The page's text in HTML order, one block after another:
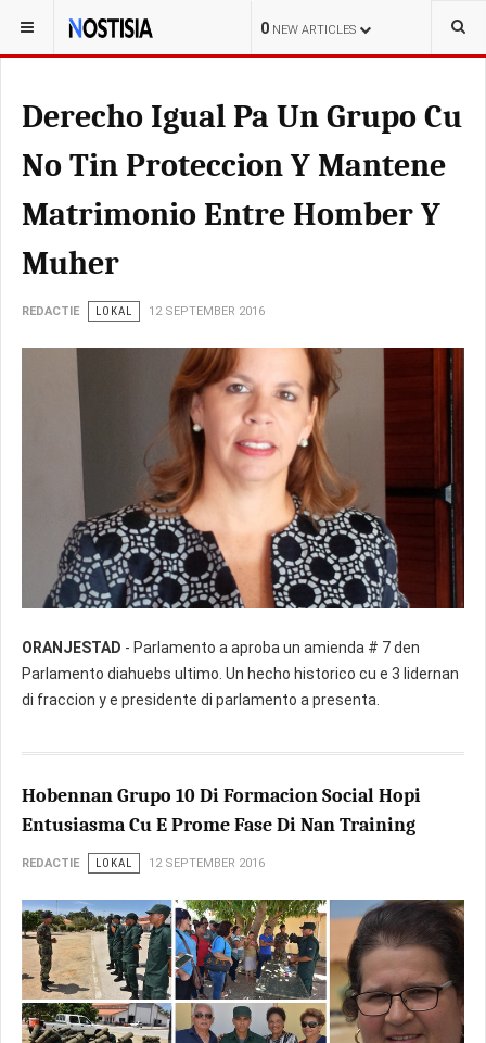
0 NEW ARTICLES
YOU ARE HERE: ARUBA
Derecho Igual Pa Un Grupo Cu
No Tin Proteccion Y Mantene
Matrimonio Entre Homber Y
Muher
REDACTIE LOKAL 12 SEPTEMBER 2016
ORANJESTAD - Parlamento a aproba un amienda # 7 den
Parlamento diahuebs ultimo. Un hecho historico cu e 3 lidernan
di fraccion y e presidente di parlamento a presenta.
Hobennan Grupo 10 Di Formacion Social Hopi
Entusiasma Cu E Prome Fase Di Nan Training
REDACTIE LOKAL 12 SEPTEMBER 2016